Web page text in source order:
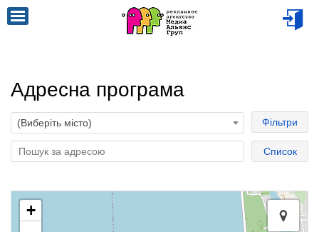
Адресна програма
(Виберіть місто) Фільтри
Список
+